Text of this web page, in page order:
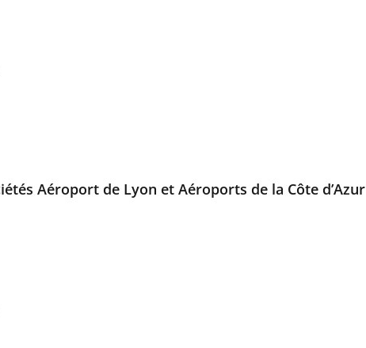
Aéroport de Lyon et Aéroports de la Côte d’Azur